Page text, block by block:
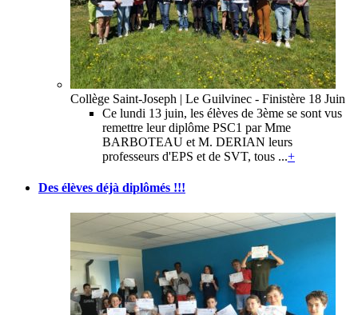
Collège Saint-Joseph | Le Guilvinec - Finistère 18 Juin
Ce lundi 13 juin, les élèves de 3ème se sont vus
remettre leur diplôme PSC1 par Mme
BARBOTEAU et M. DERIAN leurs
professeurs d'EPS et de SVT, tous ...+
Des élèves déjà diplômés !!!